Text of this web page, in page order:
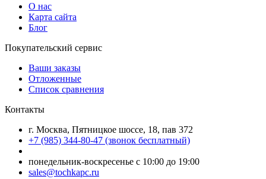
О нас
Карта сайта
Блог
Покупательский сервис
Ваши заказы
Отложенные
Список сравнения
Контакты
г. Москва, Пятницкое шоссе, 18, пав 372
+7 (985) 344-80-47 (звонок бесплатный)
понедельник-воскресенье с 10:00 до 19:00
sales@tochkapc.ru